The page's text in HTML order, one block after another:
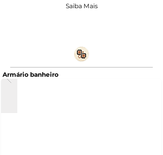
Saiba Mais
Armário banheiro